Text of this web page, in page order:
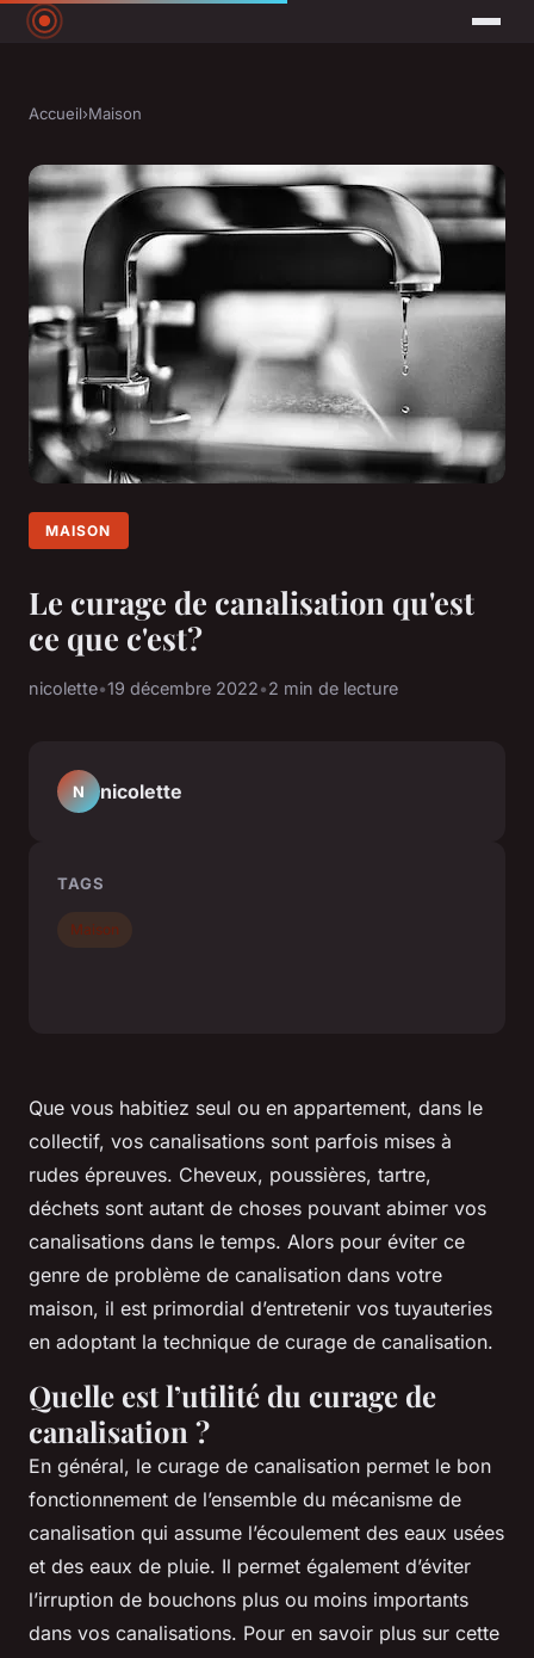
Accueil›Maison
MAISON
Le curage de canalisation qu'est
ce que c'est?
nicolette•19 décembre 2022•2 min de lecture
Que vous habitiez seul ou en appartement, dans le
collectif, vos canalisations sont parfois mises à
rudes épreuves. Cheveux, poussières, tartre,
déchets sont autant de choses pouvant abimer vos
canalisations dans le temps. Alors pour éviter ce
genre de problème de canalisation dans votre
maison, il est primordial d’entretenir vos tuyauteries
en adoptant la technique de curage de canalisation.
Quelle est l’utilité du curage de
canalisation ?
En général, le curage de canalisation permet le bon
fonctionnement de l’ensemble du mécanisme de
canalisation qui assume l’écoulement des eaux usées
et des eaux de pluie. Il permet également d’éviter
l’irruption de bouchons plus ou moins importants
dans vos canalisations. Pour en savoir plus sur cette
N nicolette
TAGS
Maison